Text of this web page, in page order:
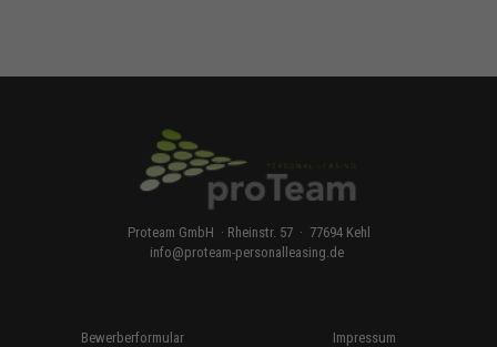
Proteam GmbH · Rheinstr. 57 · 77694 Kehl
info@proteam-personalleasing.de
Bewerberformular Impressum